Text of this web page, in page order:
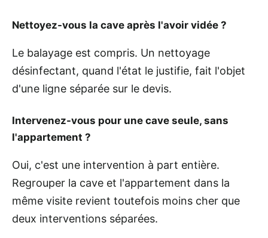
Nettoyez-vous la cave après l'avoir vidée ?
Le balayage est compris. Un nettoyage
désinfectant, quand l'état le justifie, fait l'objet
d'une ligne séparée sur le devis.
Intervenez-vous pour une cave seule, sans
l'appartement ?
Oui, c'est une intervention à part entière.
Regrouper la cave et l'appartement dans la
même visite revient toutefois moins cher que
deux interventions séparées.